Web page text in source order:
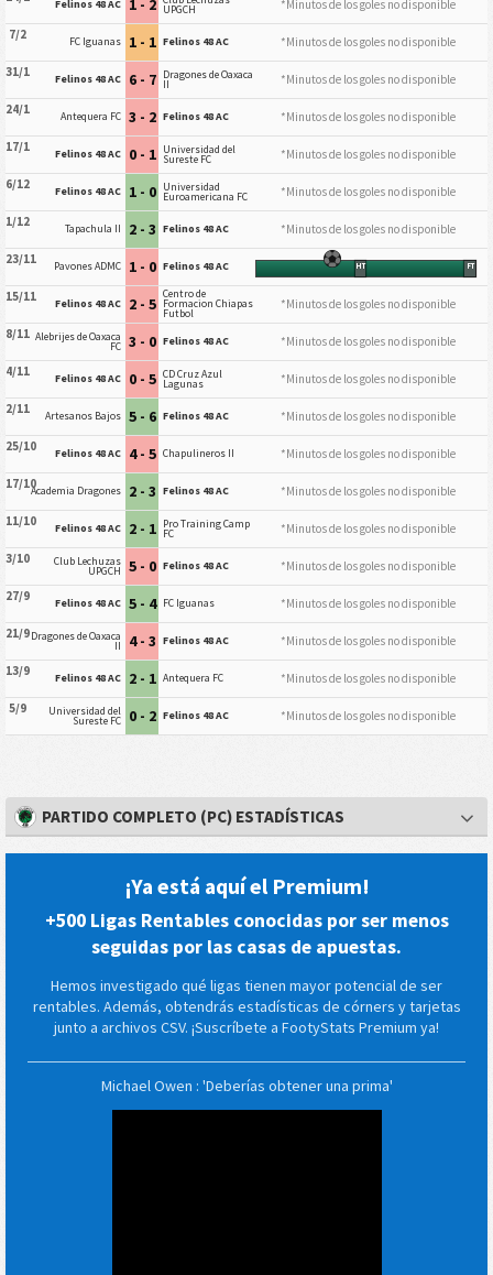
Felinos 48 AC 1 - 2 UPGCH
*Minutos de los goles no disponible
7/2
FC Iguanas 1 - 1 Felinos 48 AC
*Minutos de los goles no disponible
31/1
Felinos 48 AC 6 - 7 Dragones de Oaxaca
II
*Minutos de los goles no disponible
24/1
Antequera FC 3 - 2 Felinos 48 AC
*Minutos de los goles no disponible
17/1
Felinos 48 AC 0 - 1 Universidad del
Sureste FC
*Minutos de los goles no disponible
6/12
Felinos 48 AC 1 - 0 Universidad
Euroamericana FC
*Minutos de los goles no disponible
1/12
Tapachula II 2 - 3 Felinos 48 AC
*Minutos de los goles no disponible
23/11
Pavones ADMC 1 - 0 Felinos 48 AC HT FT
15/11 Felinos 48 AC 2 - 5 Centro de
Formacion Chiapas
Futbol
*Minutos de los goles no disponible
8/11 Alebrijes de Oaxaca
FC 3 - 0 Felinos 48 AC
*Minutos de los goles no disponible
4/11
Felinos 48 AC 0 - 5 CD Cruz Azul
Lagunas
*Minutos de los goles no disponible
2/11
Artesanos Bajos 5 - 6 Felinos 48 AC
*Minutos de los goles no disponible
25/10
Felinos 48 AC 4 - 5 Chapulineros II
*Minutos de los goles no disponible
17/10Academia Dragones 2 - 3 Felinos 48 AC
*Minutos de los goles no disponible
11/10
Felinos 48 AC 2 - 1 Pro Training Camp
FC
*Minutos de los goles no disponible
3/10
Club Lechuzas
UPGCH 5 - 0 Felinos 48 AC
*Minutos de los goles no disponible
27/9
Felinos 48 AC 5 - 4 FC Iguanas
*Minutos de los goles no disponible
21/9Dragones de Oaxaca
II 4 - 3 Felinos 48 AC
*Minutos de los goles no disponible
13/9
Felinos 48 AC 2 - 1 Antequera FC
*Minutos de los goles no disponible
5/9
Universidad del
Sureste FC 0 - 2 Felinos 48 AC *Minutos de los goles no disponible
PARTIDO COMPLETO (PC) ESTADÍSTICAS
¡Ya está aquí el Premium!
+500 Ligas Rentables conocidas por ser menos
seguidas por las casas de apuestas.
Hemos investigado qué ligas tienen mayor potencial de ser
rentables. Además, obtendrás estadísticas de córners y tarjetas
junto a archivos CSV. ¡Suscríbete a FootyStats Premium ya!
Michael Owen : 'Deberías obtener una prima'